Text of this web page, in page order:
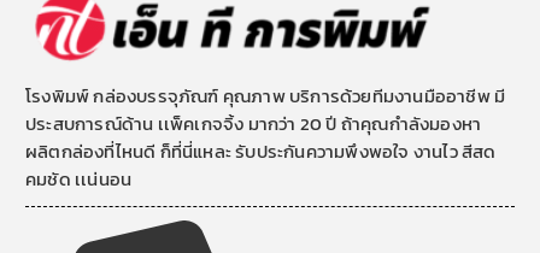
โรงพิมพ์ กล่องบรรจุภัณฑ์ คุณภาพ บริการด้วยทีมงานมืออาชีพ มี
ประสบการณ์ด้าน เเพ็คเกจจิ้ง มากว่า 20 ปี ถ้าคุณกำลังมองหา
ผลิตกล่องที่ไหนดี ก็ที่นี่แหละ รับประกันความพึงพอใจ งานไว สีสด
คมชัด เเน่นอน